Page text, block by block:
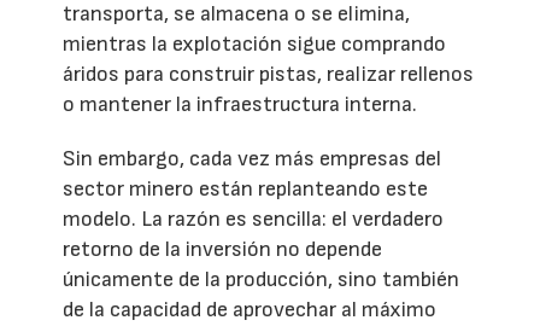
transporta, se almacena o se elimina,
mientras la explotación sigue comprando
áridos para construir pistas, realizar rellenos
o mantener la infraestructura interna.
Sin embargo, cada vez más empresas del
sector minero están replanteando este
modelo. La razón es sencilla: el verdadero
retorno de la inversión no depende
únicamente de la producción, sino también
de la capacidad de aprovechar al máximo